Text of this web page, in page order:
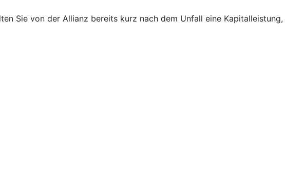
Sie von der Allianz bereits kurz nach dem Unfall eine Kapitalleistung,